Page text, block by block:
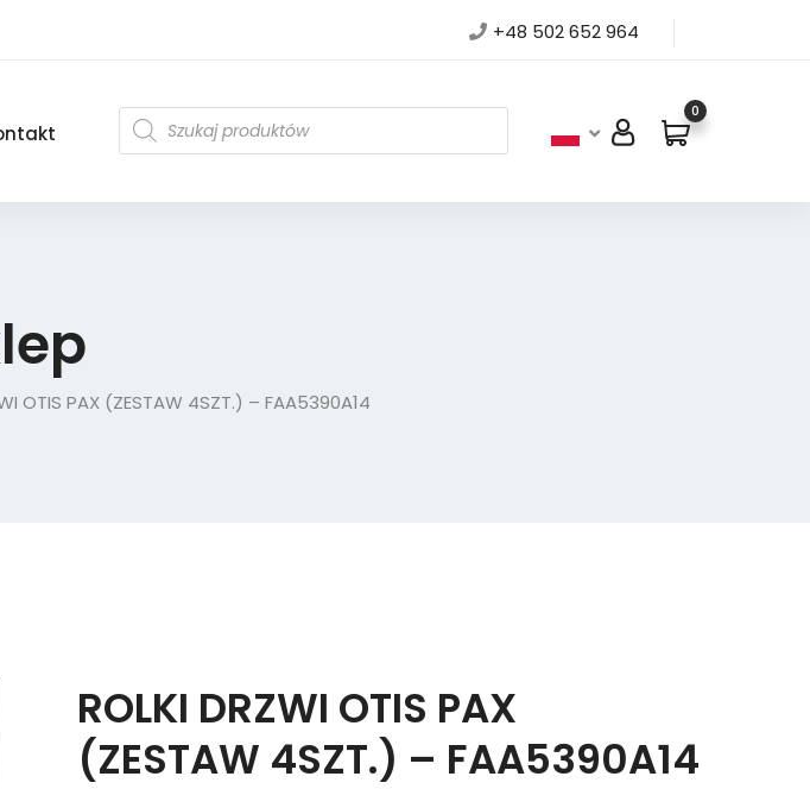
+48 502 652 964
0
OTIS PAX (ZESTAW 4SZT.) – FAA5390A14
ROLKI DRZWI OTIS PAX
(ZESTAW 4SZT.) – FAA5390A14